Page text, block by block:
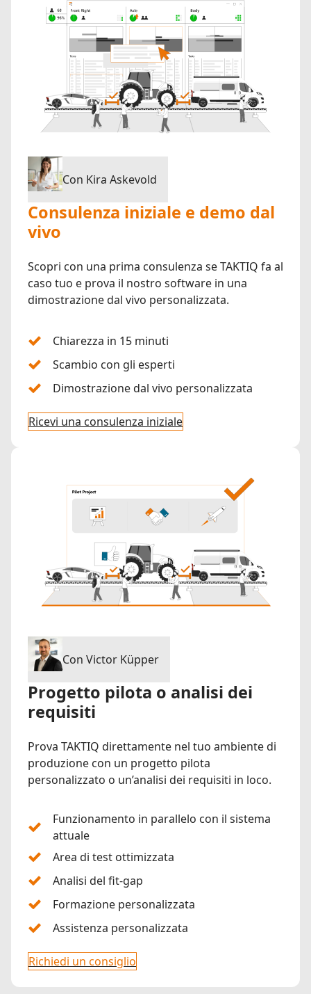
Con Kira Askevold
Consulenza iniziale e demo dal
vivo
Scopri con una prima consulenza se TAKTIQ fa al
caso tuo e prova il nostro software in una
dimostrazione dal vivo personalizzata.
Chiarezza in 15 minuti
Scambio con gli esperti
Dimostrazione dal vivo personalizzata
Ricevi una consulenza iniziale
Con Victor Küpper
Progetto pilota o analisi dei
requisiti
Prova TAKTIQ direttamente nel tuo ambiente di
produzione con un progetto pilota
personalizzato o un’analisi dei requisiti in loco.
Funzionamento in parallelo con il sistema
attuale
Area di test ottimizzata
Analisi del fit-gap
Formazione personalizzata
Assistenza personalizzata
Richiedi un consiglio